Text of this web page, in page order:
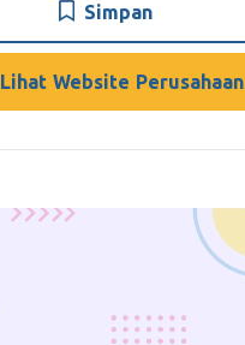
Simpan
Lihat Website Perusahaan